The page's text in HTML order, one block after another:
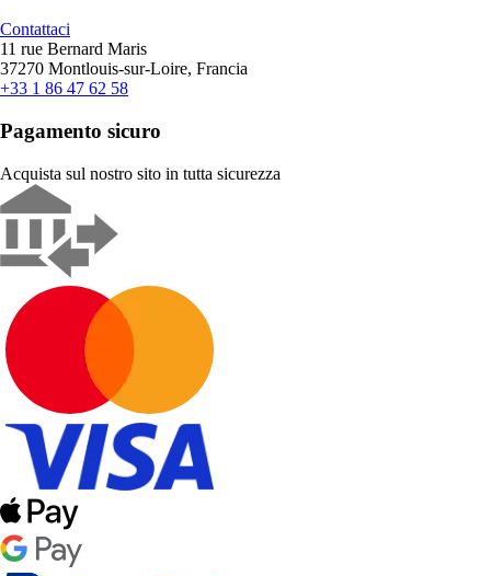
Contattaci
11 rue Bernard Maris
37270 Montlouis-sur-Loire, Francia
+33 1 86 47 62 58
Pagamento sicuro
Acquista sul nostro sito in tutta sicurezza